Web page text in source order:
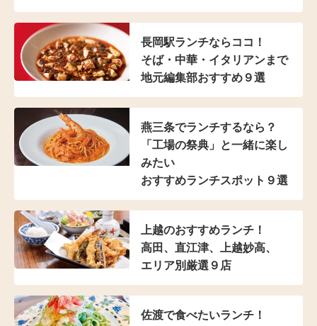
長岡駅ランチならココ！
そば・中華・イタリアンまで
地元編集部おすすめ９選
燕三条でランチするなら？
「工場の祭典」と一緒に楽し
みたい
おすすめランチスポット９選
上越のおすすめランチ！
高田、直江津、上越妙高、
エリア別厳選９店
佐渡で食べたいランチ！